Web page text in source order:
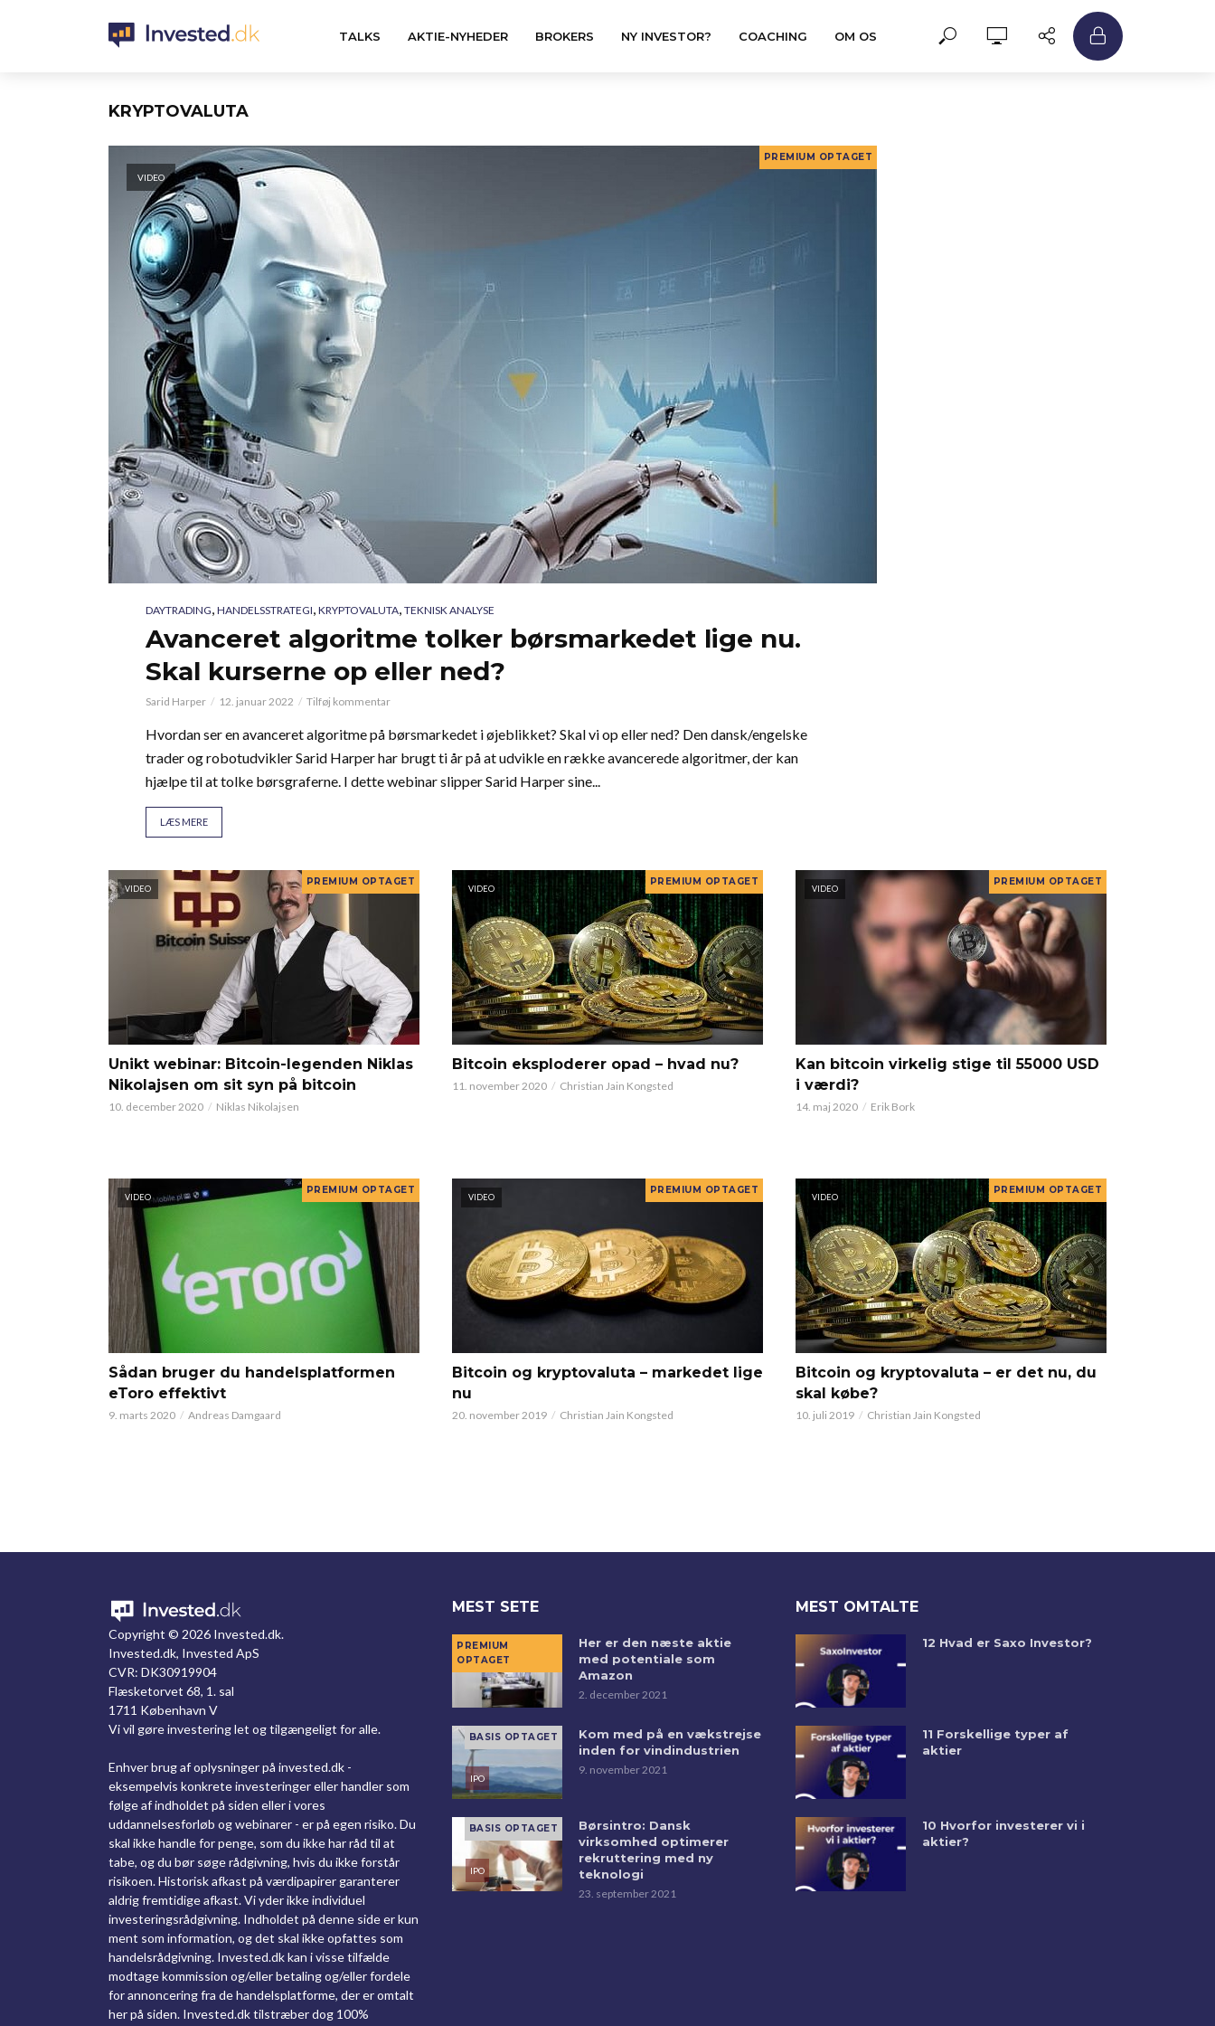
TALKS AKTIE-NYHEDER BROKERS NY INVESTOR? COACHING OM OS
KRYPTOVALUTA
VIDEO
DAYTRADING, HANDELSSTRATEGI, KRYPTOVALUTA, TEKNISK ANALYSE
Avanceret algoritme tolker børsmarkedet lige nu.
Skal kurserne op eller ned?
Sarid Harper 12. januar 2022 Tilføj kommentar
Hvordan ser en avanceret algoritme på børsmarkedet i øjeblikket? Skal vi op eller ned? Den dansk/engelske
trader og robotudvikler Sarid Harper har brugt ti år på at udvikle en række avancerede algoritmer, der kan
hjælpe til at tolke børsgraferne. I dette webinar slipper Sarid Harper sine...
LÆS MERE
VIDEO
Unikt webinar: Bitcoin-legenden Niklas
Nikolajsen om sit syn på bitcoin
10. december 2020 Niklas Nikolajsen
VIDEO
Bitcoin eksploderer opad – hvad nu?
11. november 2020 Christian Jain Kongsted
VIDEO
Kan bitcoin virkelig stige til 55000 USD
i værdi?
14. maj 2020 Erik Bork
VIDEO
Sådan bruger du handelsplatformen
eToro effektivt
9. marts 2020 Andreas Damgaard
VIDEO
Bitcoin og kryptovaluta – markedet lige
nu
20. november 2019 Christian Jain Kongsted
VIDEO
Bitcoin og kryptovaluta – er det nu, du
skal købe?
10. juli 2019 Christian Jain Kongsted
Copyright © 2026 Invested.dk.
Invested.dk, Invested ApS
CVR: DK30919904
Flæsketorvet 68, 1. sal
1711 København V
Vi vil gøre investering let og tilgængeligt for alle.
Enhver brug af oplysninger på invested.dk -
eksempelvis konkrete investeringer eller handler som
følge af indholdet på siden eller i vores
uddannelsesforløb og webinarer - er på egen risiko. Du
skal ikke handle for penge, som du ikke har råd til at
tabe, og du bør søge rådgivning, hvis du ikke forstår
risikoen. Historisk afkast på værdipapirer garanterer
aldrig fremtidige afkast. Vi yder ikke individuel
investeringsrådgivning. Indholdet på denne side er kun
ment som information, og det skal ikke opfattes som
handelsrådgivning. Invested.dk kan i visse tilfælde
modtage kommission og/eller betaling og/eller fordele
for annoncering fra de handelsplatforme, der er omtalt
her på siden. Invested.dk tilstræber dog 100%
MEST SETE
Her er den næste aktie
med potentiale som
Amazon
2. december 2021
Kom med på en vækstrejse
inden for vindindustrien
9. november 2021
Børsintro: Dansk
virksomhed optimerer
rekruttering med ny
teknologi
23. september 2021
MEST OMTALTE
12 Hvad er Saxo Investor?
11 Forskellige typer af
aktier
10 Hvorfor investerer vi i
aktier?